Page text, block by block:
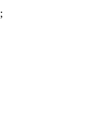
;